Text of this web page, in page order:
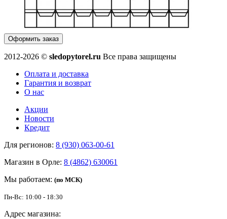
Оформить заказ
2012-2026 © sledopytorel.ru Все права защищены
Оплата и доставка
Гарантия и возврат
О нас
Акции
Новости
Кредит
Для регионов: 8 (930) 063-00-61
Магазин в Орле: 8 (4862) 630061
Мы работаем: (по МСК)
Пн-Вс: 10:00 - 18:30
Адрес магазина: